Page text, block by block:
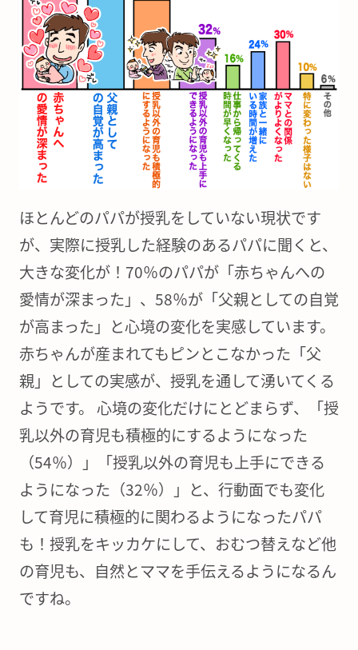
ほとんどのパパが授乳をしていない現状です
が、実際に授乳した経験のあるパパに聞くと、
大きな変化が！70％のパパが「赤ちゃんへの
愛情が深まった」、58％が「父親としての自覚
が高まった」と心境の変化を実感しています。
赤ちゃんが産まれてもピンとこなかった「父
親」としての実感が、授乳を通して湧いてくる
ようです。 心境の変化だけにとどまらず、「授
乳以外の育児も積極的にするようになった
（54％）」「授乳以外の育児も上手にできる
ようになった（32％）」と、行動面でも変化
して育児に積極的に関わるようになったパパ
も！授乳をキッカケにして、おむつ替えなど他
の育児も、自然とママを手伝えるようになるん
ですね。